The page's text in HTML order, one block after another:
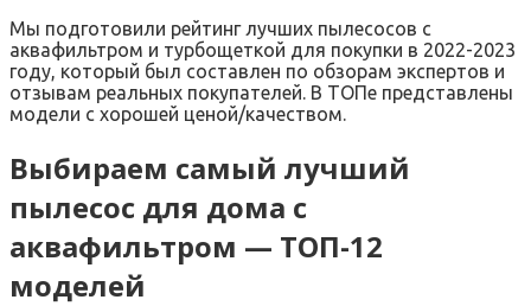
Мы подготовили рейтинг лучших пылесосов с
аквафильтром и турбощеткой для покупки в 2022-2023
году, который был составлен по обзорам экспертов и
отзывам реальных покупателей. В ТОПе представлены
модели с хорошей ценой/качеством.
Выбираем самый лучший
пылесос для дома с
аквафильтром — ТОП-12
моделей